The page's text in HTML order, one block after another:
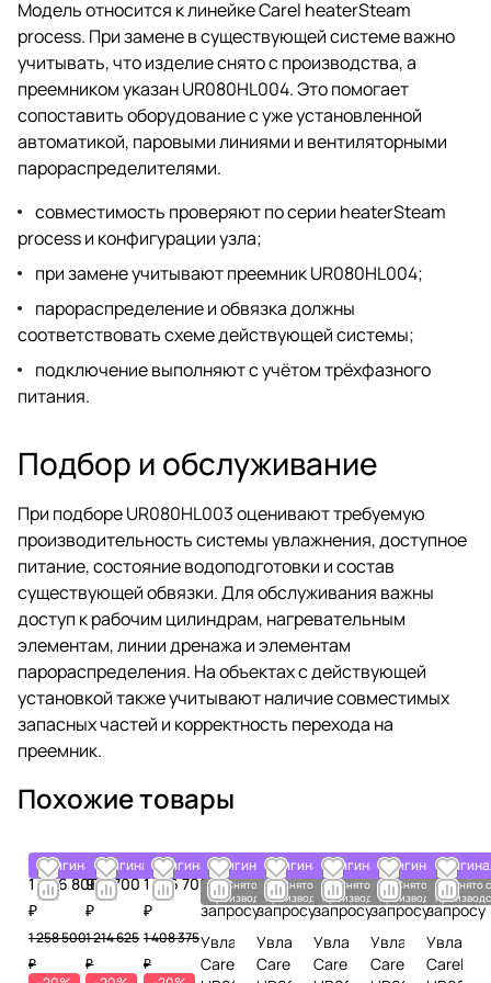
Модель относится к линейке Carel heaterSteam
process. При замене в существующей системе важно
учитывать, что изделие снято с производства, а
преемником указан UR080HL004. Это помогает
сопоставить оборудование с уже установленной
автоматикой, паровыми линиями и вентиляторными
парораспределителями.
совместимость проверяют по серии heaterSteam
process и конфигурации узла;
при замене учитывают преемник UR080HL004;
парораспределение и обвязка должны
соответствовать схеме действующей системы;
подключение выполняют с учётом трёхфазного
питания.
Подбор и обслуживание
При подборе UR080HL003 оценивают требуемую
производительность системы увлажнения, доступное
питание, состояние водоподготовки и состав
существующей обвязки. Для обслуживания важны
доступ к рабочим цилиндрам, нагревательным
элементам, линии дренажа и элементам
парораспределения. На объектах с действующей
установкой также учитывают наличие совместимых
запасных частей и корректность перехода на
преемник.
Похожие товары
Оригинал
1 006 800
₽
1 258 500
₽
Оригинал
971 700
₽
1 214 625
₽
Оригинал
1 126 700
₽
1 408 375
₽
Оригинал
Снято с
производства
По
запросу
Увлажнитель
Carel
Оригинал
Снято с
производства
По
запросу
Увлажнитель
Carel
Оригинал
Снято с
производства
По
запросу
Увлажнитель
Carel
Оригинал
Снято с
производства
По
запросу
Увлажнитель
Carel
Снято с
По
запросу
Carel